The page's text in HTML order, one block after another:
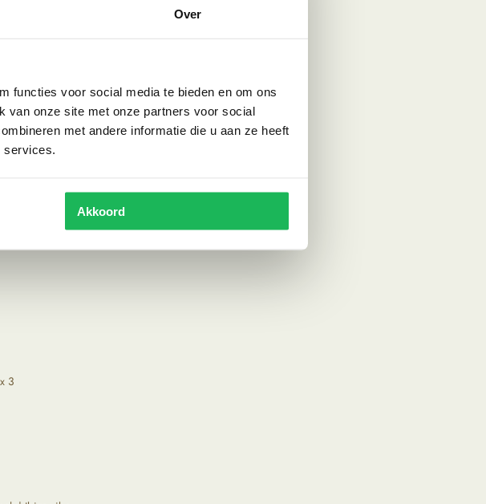
Over
functies voor social media te bieden en om ons
van onze site met onze partners voor social
met andere informatie die u aan ze heeft
services.
Akkoord
Het
uit hun
knoop
In de
3